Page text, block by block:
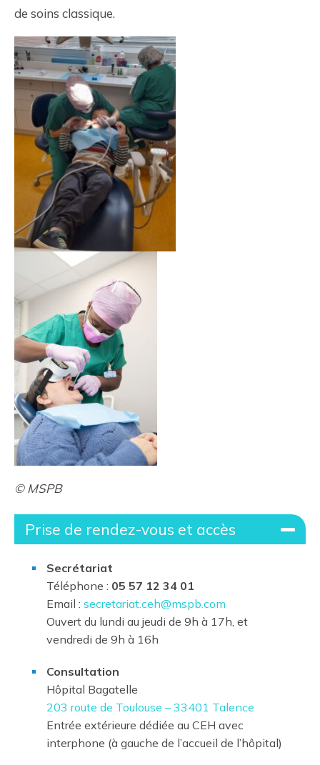
de soins classique.
© MSPB
Prise de rendez-vous et accès
Secrétariat
Téléphone : 05 57 12 34 01
Email : secretariat.ceh@mspb.com
Ouvert du lundi au jeudi de 9h à 17h, et
vendredi de 9h à 16h
Consultation
Hôpital Bagatelle
203 route de Toulouse – 33401 Talence
Entrée extérieure dédiée au CEH avec
interphone (à gauche de l’accueil de l’hôpital)